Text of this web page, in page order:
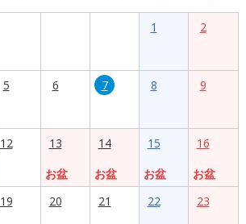
1 2
5 6 7 8 9
12
13
お盆
14
お盆
15
お盆
16
お盆
19 20 21 22 23